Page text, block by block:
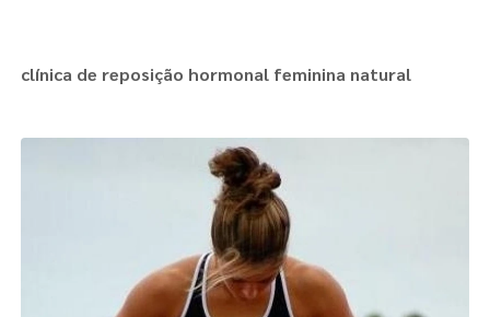
clínica de reposição hormonal feminina natural